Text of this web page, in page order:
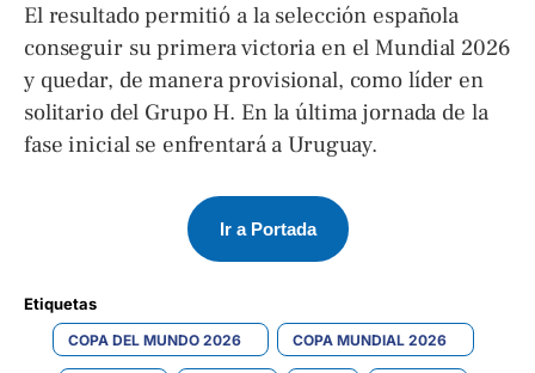
El resultado permitió a la selección española
conseguir su primera victoria en el Mundial 2026
y quedar, de manera provisional, como líder en
solitario del Grupo H. En la última jornada de la
fase inicial se enfrentará a Uruguay.
Ir a Portada
Etiquetas
COPA DEL MUNDO 2026 COPA MUNDIAL 2026